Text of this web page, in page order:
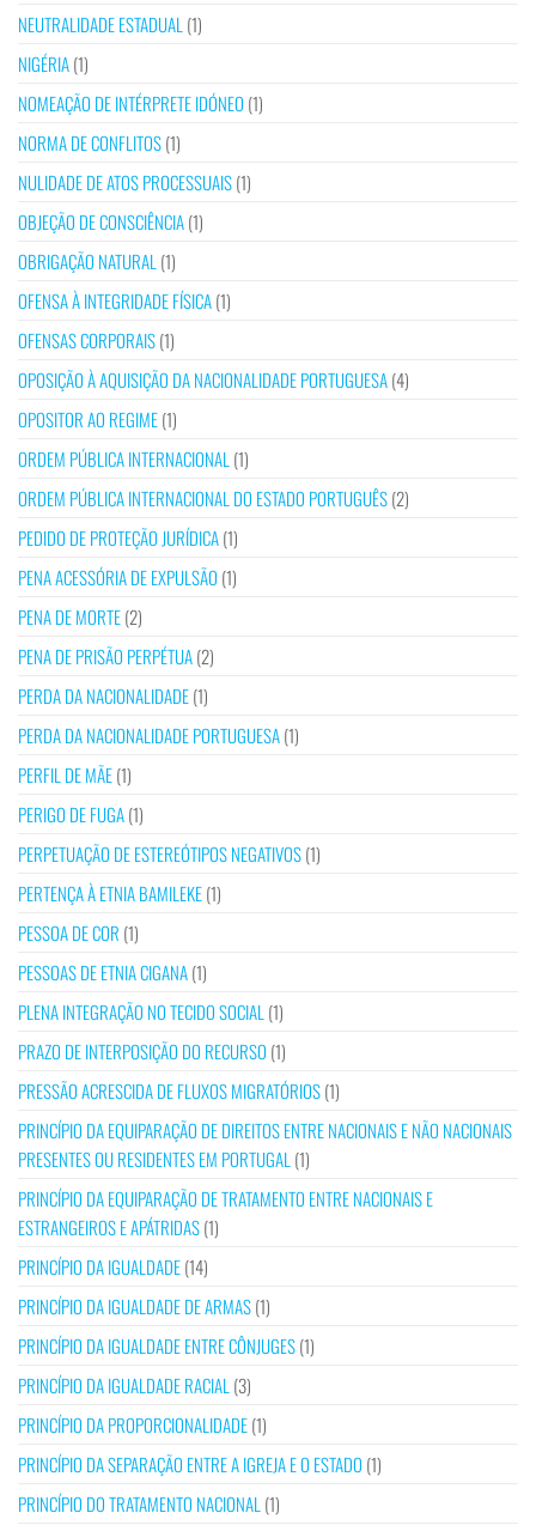
NEUTRALIDADE ESTADUAL (1)
NIGÉRIA(1)
NOMEAÇÃO DE INTÉRPRETE IDÓNEO (1)
NORMA DE CONFLITOS(1)
NULIDADE DE ATOS PROCESSUAIS(1)
OBJEÇÃO DE CONSCIÊNCIA(1)
OBRIGAÇÃO NATURAL (1)
OFENSA À INTEGRIDADE FÍSICA(1)
OFENSAS CORPORAIS(1)
OPOSIÇÃO À AQUISIÇÃO DA NACIONALIDADE PORTUGUESA(4)
OPOSITOR AO REGIME(1)
ORDEM PÚBLICA INTERNACIONAL (1)
ORDEM PÚBLICA INTERNACIONAL DO ESTADO PORTUGUÊS(2)
PEDIDO DE PROTEÇÃO JURÍDICA(1)
PENA ACESSÓRIA DE EXPULSÃO (1)
PENA DE MORTE(2)
PENA DE PRISÃO PERPÉTUA(2)
PERDA DA NACIONALIDADE(1)
PERDA DA NACIONALIDADE PORTUGUESA(1)
PERFIL DE MÃE(1)
PERIGO DE FUGA(1)
PERPETUAÇÃO DE ESTEREÓTIPOS NEGATIVOS(1)
PERTENÇA À ETNIA BAMILEKE(1)
PESSOA DE COR (1)
PESSOAS DE ETNIA CIGANA(1)
PLENA INTEGRAÇÃO NO TECIDO SOCIAL (1)
PRAZO DE INTERPOSIÇÃO DO RECURSO (1)
PRESSÃO ACRESCIDA DE FLUXOS MIGRATÓRIOS(1)
PRINCÍPIO DA EQUIPARAÇÃO DE DIREITOS ENTRE NACIONAIS E NÃO NACIONAIS
PRESENTES OU RESIDENTES EM PORTUGAL (1)
PRINCÍPIO DA EQUIPARAÇÃO DE TRATAMENTO ENTRE NACIONAIS E
ESTRANGEIROS E APÁTRIDAS(1)
PRINCÍPIO DA IGUALDADE(14)
PRINCÍPIO DA IGUALDADE DE ARMAS(1)
PRINCÍPIO DA IGUALDADE ENTRE CÔNJUGES(1)
PRINCÍPIO DA IGUALDADE RACIAL (3)
PRINCÍPIO DA PROPORCIONALIDADE(1)
PRINCÍPIO DA SEPARAÇÃO ENTRE A IGREJA E O ESTADO (1)
PRINCÍPIO DO TRATAMENTO NACIONAL (1)